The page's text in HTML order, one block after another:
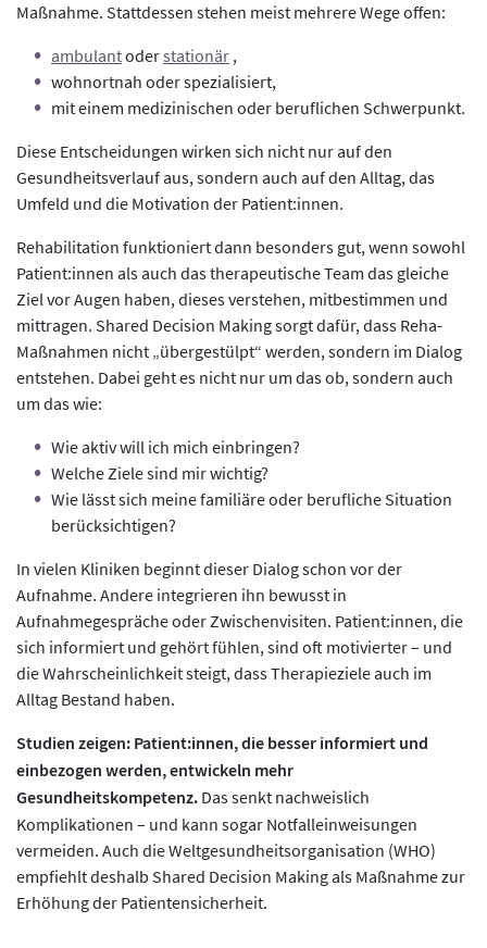
Maßnahme. Stattdessen stehen meist mehrere Wege offen:
ambulantoderstationär ,
wohnortnah oder spezialisiert,
mit einem medizinischen oder beruflichen Schwerpunkt.
Diese Entscheidungen wirken sich nicht nur auf den
Gesundheitsverlauf aus, sondern auch auf den Alltag, das
Umfeld und die Motivation der Patient:innen.
Rehabilitation funktioniert dann besonders gut, wenn sowohl
Patient:innen als auch das therapeutische Team das gleiche
Ziel vor Augen haben, dieses verstehen, mitbestimmen und
mittragen. Shared Decision Making sorgt dafür, dass Reha-
Maßnahmen nicht „übergestülpt“ werden, sondern im Dialog
entstehen. Dabei geht es nicht nur um das ob, sondern auch
um das wie:
Wie aktiv will ich mich einbringen?
Welche Ziele sind mir wichtig?
Wie lässt sich meine familiäre oder berufliche Situation
berücksichtigen?
In vielen Kliniken beginnt dieser Dialog schon vor der
Aufnahme. Andere integrieren ihn bewusst in
Aufnahmegespräche oder Zwischenvisiten. Patient:innen, die
sich informiert und gehört fühlen, sind oft motivierter – und
die Wahrscheinlichkeit steigt, dass Therapieziele auch im
Alltag Bestand haben.
Studien zeigen: Patient:innen, die besser informiert und
einbezogen werden, entwickeln mehr
Gesundheitskompetenz. Das senkt nachweislich
Komplikationen – und kann sogar Notfalleinweisungen
vermeiden. Auch die Weltgesundheitsorganisation (WHO)
empfiehlt deshalb Shared Decision Making als Maßnahme zur
Erhöhung der Patientensicherheit.